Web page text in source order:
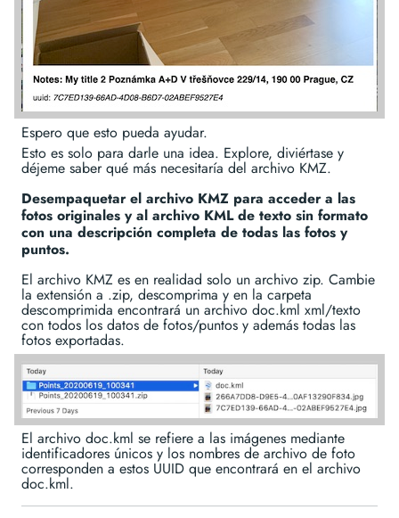
Espero que esto pueda ayudar.
Esto es solo para darle una idea. Explore, diviértase y
déjeme saber qué más necesitaría del archivo KMZ.
Desempaquetar el archivo KMZ para acceder a las
fotos originales y al archivo KML de texto sin formato
con una descripción completa de todas las fotos y
puntos.
El archivo KMZ es en realidad solo un archivo zip. Cambie
la extensión a .zip, descomprima y en la carpeta
descomprimida encontrará un archivo doc.kml xml/texto
con todos los datos de fotos/puntos y además todas las
fotos exportadas.
El archivo doc.kml se refiere a las imágenes mediante
identificadores únicos y los nombres de archivo de foto
corresponden a estos UUID que encontrará en el archivo
doc.kml.